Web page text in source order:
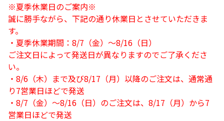
※夏季休業日のご案内※
誠に勝手ながら、下記の通り休業日とさせていただきま
す。
・夏季休業期間：8/7（金）～8/16（日）
ご注文日によって発送日が異なりますのでご了承くださ
い。
・8/6（木）まで及び8/17（月）以降のご注文は、通常通
り7営業日ほどで発送
・8/7（金）～8/16（日）のご注文は、8/17（月）から7
営業日ほどで発送